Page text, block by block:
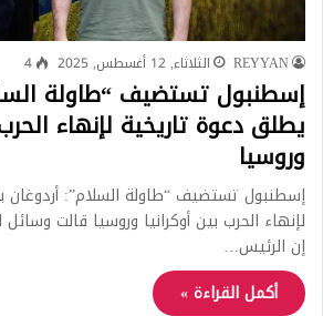
REYYAN الثلاثاء, 12 أغسطس, 2025 4
إسطنبول تستضيف “طاولة
يطلق دعوة تاريخية لإنهاء الحرب
وروسيا
إسطنبول تستضيف “طاولة السلام”: أردوغان
لإنهاء الحرب بين أوكرانيا وروسيا قالت وسائل
إن الرئيس…
أكمل القراءة »